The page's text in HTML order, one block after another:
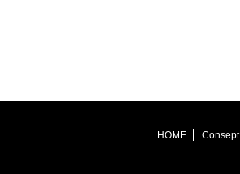
HOME Consept